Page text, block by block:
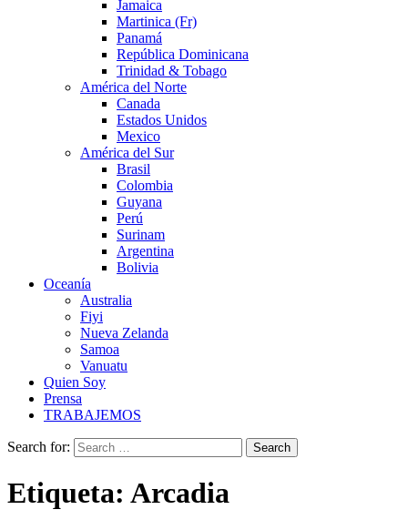
Jamaica
Martinica (Fr)
Panamá
República Dominicana
Trinidad & Tobago
América del Norte
Canada
Estados Unidos
Mexico
América del Sur
Brasil
Colombia
Guyana
Perú
Surinam
Argentina
Bolivia
Oceanía
Australia
Fiyi
Nueva Zelanda
Samoa
Vanuatu
Quien Soy
Prensa
TRABAJEMOS
Search for:
Etiqueta: Arcadia